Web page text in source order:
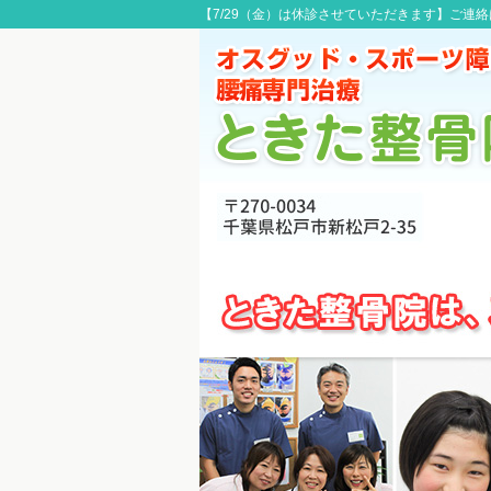
【7/29（金）は休診させていただきます】ご連